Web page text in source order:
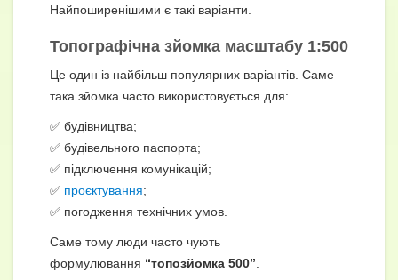
Найпоширенішими є такі варіанти.
Топографічна зйомка масштабу 1:500
Це один із найбільш популярних варіантів. Саме
така зйомка часто використовується для:
✅ будівництва;
✅ будівельного паспорта;
✅ підключення комунікацій;
✅ проєктування;
✅ погодження технічних умов.
Саме тому люди часто чують
формулювання “топозйомка 500”